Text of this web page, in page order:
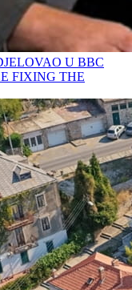
U BBC
FIXING THE